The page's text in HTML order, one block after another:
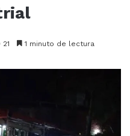
21 1 minuto de lectura